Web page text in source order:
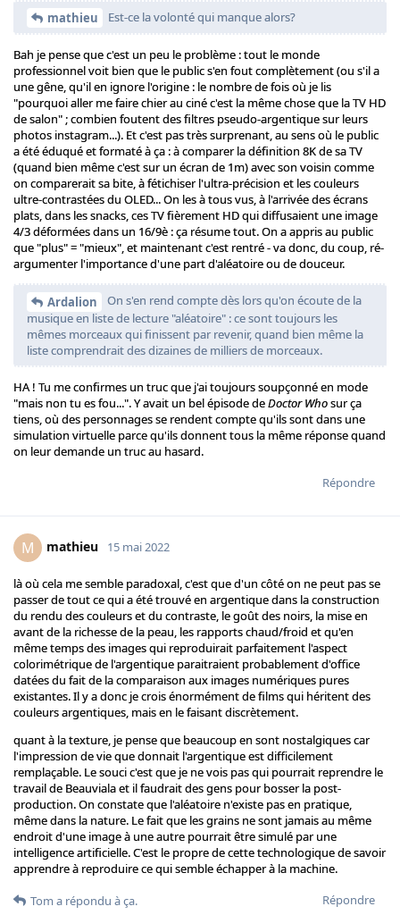
mathieu Est-ce la volonté qui manque alors?
Bah je pense que c'est un peu le problème : tout le monde
professionnel voit bien que le public s'en fout complètement (ou s'il a
une gêne, qu'il en ignore l'origine : le nombre de fois où je lis
"pourquoi aller me faire chier au ciné c'est la même chose que la TV HD
de salon" ; combien foutent des filtres pseudo-argentique sur leurs
photos instagram...). Et c'est pas très surprenant, au sens où le public
a été éduqué et formaté à ça : à comparer la définition 8K de sa TV
(quand bien même c'est sur un écran de 1m) avec son voisin comme
on comparerait sa bite, à fétichiser l'ultra-précision et les couleurs
ultre-contrastées du OLED... On les à tous vus, à l'arrivée des écrans
plats, dans les snacks, ces TV fièrement HD qui diffusaient une image
4/3 déformées dans un 16/9è : ça résume tout. On a appris au public
que "plus" = "mieux", et maintenant c'est rentré - va donc, du coup, ré-
argumenter l'importance d'une part d'aléatoire ou de douceur.
Ardalion
On s'en rend compte dès lors qu'on écoute de la
musique en liste de lecture "aléatoire" : ce sont toujours les
mêmes morceaux qui finissent par revenir, quand bien même la
liste comprendrait des dizaines de milliers de morceaux.
HA ! Tu me confirmes un truc que j'ai toujours soupçonné en mode
"mais non tu es fou...". Y avait un bel épisode deDoctor Whosur ça
tiens, où des personnages se rendent compte qu'ils sont dans une
simulation virtuelle parce qu'ils donnent tous la même réponse quand
on leur demande un truc au hasard.
Répondre
M mathieu 15 mai 2022
là où cela me semble paradoxal, c'est que d'un côté on ne peut pas se
passer de tout ce qui a été trouvé en argentique dans la construction
du rendu des couleurs et du contraste, le goût des noirs, la mise en
avant de la richesse de la peau, les rapports chaud/froid et qu'en
même temps des images qui reproduirait parfaitement l'aspect
colorimétrique de l'argentique paraitraient probablement d'office
datées du fait de la comparaison aux images numériques pures
existantes. Il y a donc je crois énormément de films qui héritent des
couleurs argentiques, mais en le faisant discrètement.
quant à la texture, je pense que beaucoup en sont nostalgiques car
l'impression de vie que donnait l'argentique est difficilement
remplaçable. Le souci c'est que je ne vois pas qui pourrait reprendre le
travail de Beauviala et il faudrait des gens pour bosser la post-
production. On constate que l'aléatoire n'existe pas en pratique,
même dans la nature. Le fait que les grains ne sont jamais au même
endroit d'une image à une autre pourrait être simulé par une
intelligence artificielle. C'est le propre de cette technologique de savoir
apprendre à reproduire ce qui semble échapper à la machine.
Répondre
Tom a répondu à ça.